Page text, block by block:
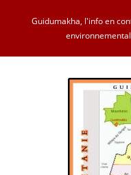
Guidumakha, l'info en